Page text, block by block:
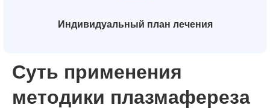
Индивидуальный план лечения
Суть применения
методики плазмафереза